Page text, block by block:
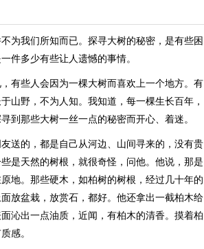
为我们所知而已。探寻大树的秘密，是有些困
件多少有些让人遗憾的事情。
有些人会因为一棵大树而喜欢上一个地方。有
山野，不为人知。我知道，每一棵生长百年，
到那些大树一丝一点的秘密而开心、着迷。
送的，都是自己从河边、山间寻来的，没有贵
是天然的树根，就很奇怪，问他。他说，那是
地。那些硬木，如柏树的树根，经过几十年的
放盆栽，放赏石，都好。他还拿出一截柏木给
沁出一点油质，近闻，有柏木的清香。摸着柏
感。